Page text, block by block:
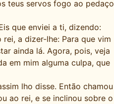
teus servos fogo ao pedaço
que enviei a ti, dizendo:
a dizer-lhe: Para que vim
ainda lá. Agora, pois, veja
em mim alguma culpa, que
lho disse. Então chamou
ao rei, e se inclinou sobre o